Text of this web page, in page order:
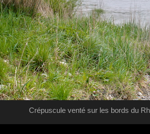
Crépuscule venté sur les bords du